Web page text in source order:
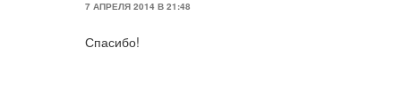
7 АПРЕЛЯ 2014 В 21:48
Спасибо!